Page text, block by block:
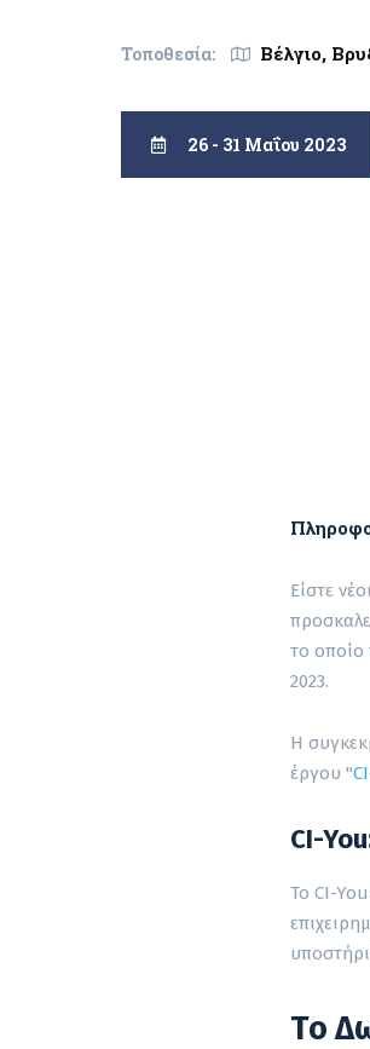
Τοποθεσία: Βέλγιο,
26 - 31 Μαΐου 2023
Είστε
το οποίο
2023.
Η
έργου "
CI-
Το CI-You
Το